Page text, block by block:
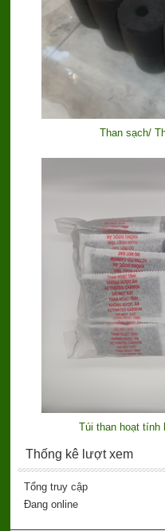
Than sạch/
Túi than hoạt tính
Thống kê lượt xem
Tổng truy cập
Đang online